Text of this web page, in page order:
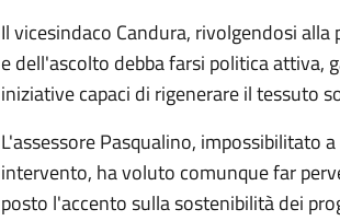
Il vicesindaco Candura, rivolgendosi
e dell'ascolto debba farsi politica attiva,
iniziative capaci di rigenerare il tessuto
L'assessore Pasqualino, impossibilitato
intervento, ha voluto comunque far
posto l'accento sulla sostenibilità dei